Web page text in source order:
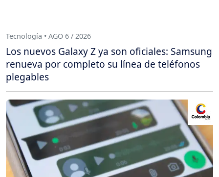
Tecnología • AGO 6 / 2026
Los nuevos Galaxy Z ya son oficiales: Samsung
renueva por completo su línea de teléfonos
plegables